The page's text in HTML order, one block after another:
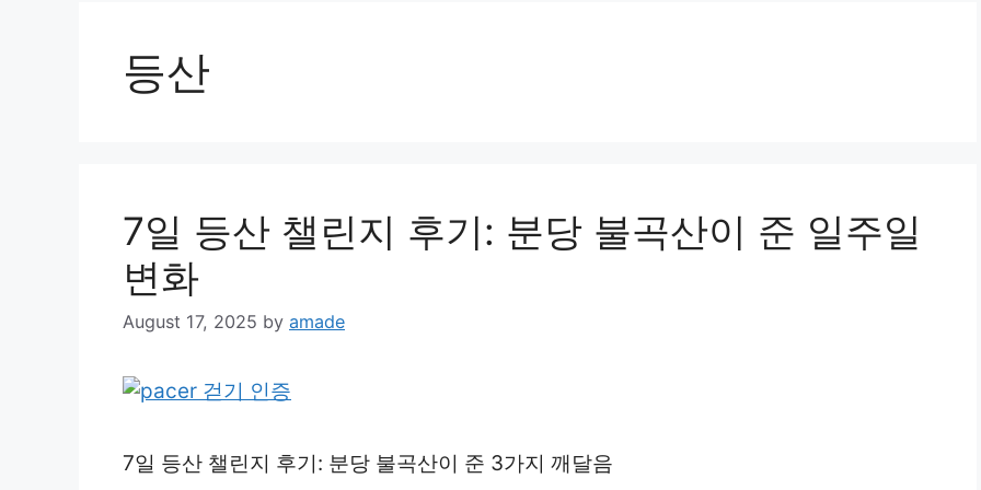
등산
7일 등산 챌린지 후기: 분당 불곡산이 준 일주일
변화
August 17, 2025 by amade
7일 등산 챌린지 후기: 분당 불곡산이 준 3가지 깨달음